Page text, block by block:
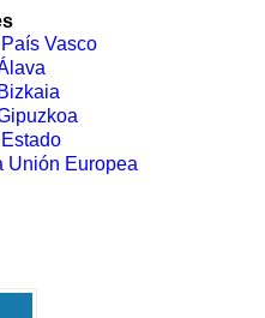
Vasco
Unión Europea